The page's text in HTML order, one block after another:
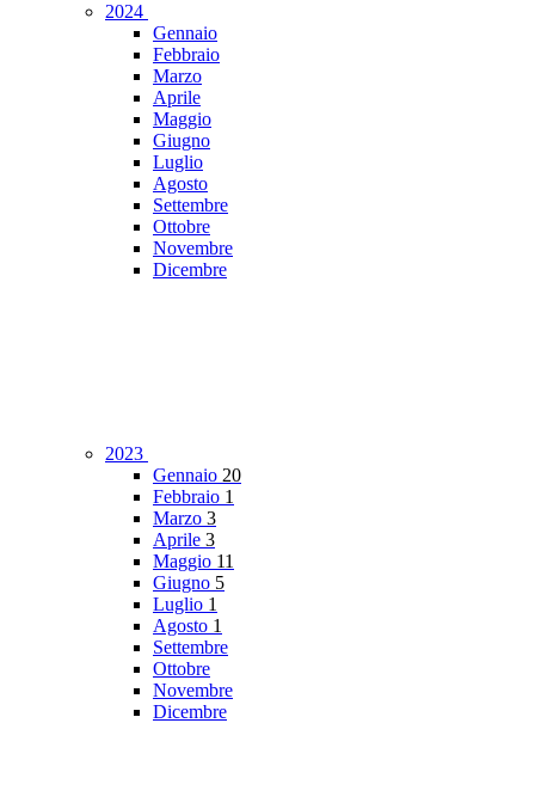
2024
Gennaio
Febbraio
Marzo
Aprile
Maggio
Giugno
Luglio
Agosto
Settembre
Ottobre
Novembre
Dicembre
2023
Gennaio 20
Febbraio 1
Marzo 3
Aprile 3
Maggio 11
Giugno 5
Luglio 1
Agosto 1
Settembre
Ottobre
Novembre
Dicembre